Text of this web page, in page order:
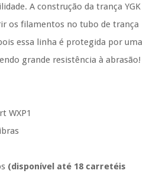
A construção da trança YGK
os filamentos no tubo de trança
essa linha é protegida por uma
grande resistência à abrasão!
WXP1
(disponível até 18 carretéis